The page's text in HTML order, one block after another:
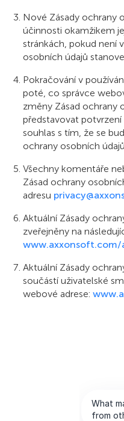
Nové Zásady ochrany
účinnosti okamžikem
stránkách, pokud není
osobních údajů
Pokračování v
poté, co správce
změny Zásad ochrany
představovat
souhlas s tím, že se
ochrany osobních
Všechny komentáře
Zásad ochrany
adresu
Aktuální Zásady
zveřejněny na
Aktuální Zásady
součástí uživatelské
webové adrese: